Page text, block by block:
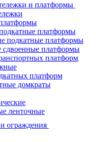
и платформы
платформы
подкатные платформы
сдвоенные платформы
платформ
платформ
домкраты
ленточные
ограждения